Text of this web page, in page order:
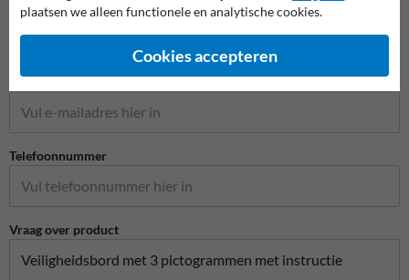
Bedrijfsnaam
E-mailadres*
Telefoonnummer
Vraag over product
plaatsen we alleen functionele en analytische cookies.
Cookies accepteren